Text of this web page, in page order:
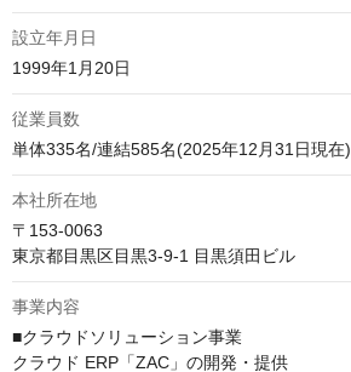
設立年月日
1999年1月20日
従業員数
単体335名/連結585名(2025年12月31日現在)
本社所在地
〒153-0063
東京都目黒区目黒3-9-1 目黒須田ビル
事業内容
■クラウドソリューション事業
クラウド ERP「ZAC」の開発・提供